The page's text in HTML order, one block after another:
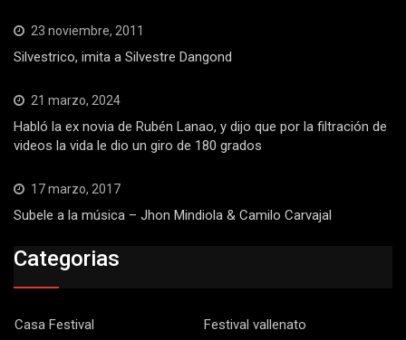
23 noviembre, 2011
Silvestrico, imita a Silvestre Dangond
21 marzo, 2024
Habló la ex novia de Rubén Lanao, y dijo que por la filtración de
videos la vida le dio un giro de 180 grados
17 marzo, 2017
Subele a la música – Jhon Mindiola & Camilo Carvajal
Categorias
Casa Festival Festival vallenato